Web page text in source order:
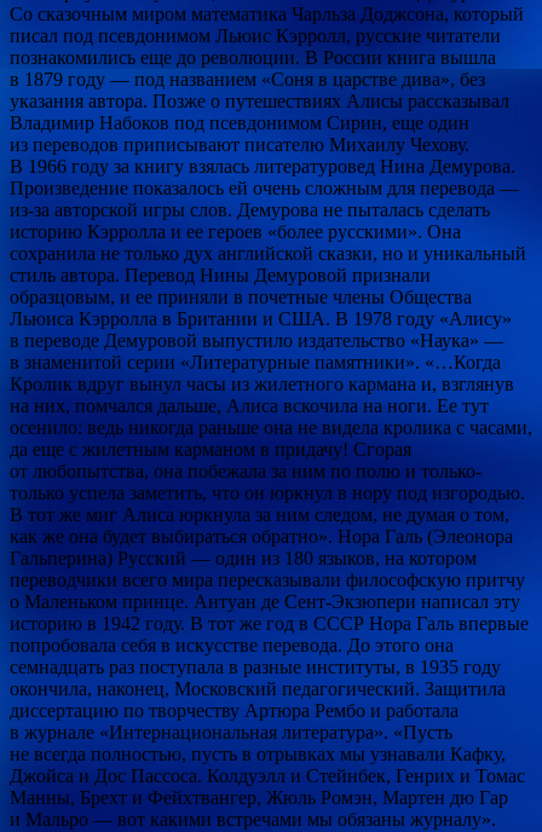
Со сказочным миром математика Чарльза Доджсона, который
писал под псевдонимом Льюис Кэрролл, русские читатели
познакомились еще до революции. В России книга вышла
в 1879 году — под названием «Соня в царстве дива», без
указания автора. Позже о путешествиях Алисы рассказывал
Владимир Набоков под псевдонимом Сирин, еще один
из переводов приписывают писателю Михаилу Чехову.
В 1966 году за книгу взялась литературовед Нина Демурова.
Произведение показалось ей очень сложным для перевода —
из-за авторской игры слов. Демурова не пыталась сделать
историю Кэрролла и ее героев «более русскими». Она
сохранила не только дух английской сказки, но и уникальный
стиль автора. Перевод Нины Демуровой признали
образцовым, и ее приняли в почетные члены Общества
Льюиса Кэрролла в Британии и США. В 1978 году «Алису»
в переводе Демуровой выпустило издательство «Наука» —
в знаменитой серии «Литературные памятники». «…Когда
Кролик вдруг вынул часы из жилетного кармана и, взглянув
на них, помчался дальше, Алиса вскочила на ноги. Ее тут
осенило: ведь никогда раньше она не видела кролика с часами,
да еще с жилетным карманом в придачу! Сгорая
от любопытства, она побежала за ним по полю и только-
только успела заметить, что он юркнул в нору под изгородью.
В тот же миг Алиса юркнула за ним следом, не думая о том,
как же она будет выбираться обратно». Нора Галь (Элеонора
Гальперина) Русский — один из 180 языков, на котором
переводчики всего мира пересказывали философскую притчу
о Маленьком принце. Антуан де Сент-Экзюпери написал эту
историю в 1942 году. В тот же год в СССР Нора Галь впервые
попробовала себя в искусстве перевода. До этого она
семнадцать раз поступала в разные институты, в 1935 году
окончила, наконец, Московский педагогический. Защитила
диссертацию по творчеству Артюра Рембо и работала
в журнале «Интернациональная литература». «Пусть
не всегда полностью, пусть в отрывках мы узнавали Кафку,
Джойса и Дос Пассоса. Колдуэлл и Стейнбек, Генрих и Томас
Манны, Брехт и Фейхтвангер, Жюль Ромэн, Мартен дю Гар
и Мальро — вот какими встречами мы обязаны журналу».